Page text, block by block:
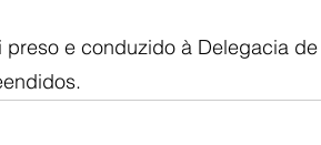
preso e conduzido à Delegacia